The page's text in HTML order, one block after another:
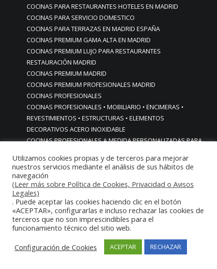
COCINAS PARA RESTAURANTES HOTELES EN MADRID
COCINAS PARA SERVICIO DOMESTICO
COCINAS PARA TERRAZAS EN MADRID ESPAÑA
COCINAS PREMIUM GAMA ALTA EN MADRID
COCINAS PREMIUM LUJO PARA RESTAURANTES
RESTAURACIÓN MADRID
COCINAS PREMIUM MADRID
COCINAS PREMIUM PROFESIONALES MADRID
COCINAS PROFESIONALES
COCINAS PROFESIONALES • MOBILIARIO • ENCIMERAS •
REVESTIMIENTOS • ESTRUCTURAS • ELEMENTOS
DECORATIVOS ACERO INOXIDABLE
COCINAS PROFESIONALES A MEDIDA PERSONALIZADAS PARA
COCINAS PROFESIONALES ACERO INOXIDABLE
COCINAS PROFESIONALES HORECA
COCINAS PROFESIONALES HOSTELERÍA MADRID
Cocinas profesionales industriales monoblock a medida
personalizadas
Cocinas profesionales industriales monoblock a medida
personalizadasCocinas profesionales industriales
monoblock a medida personalizadas
cocinas profesionales industriales para casas chalets
Utilizamos cookies propias y de terceros para mejorar
nuestros servicios mediante el análisis de sus hábitos de
navegación
(Leer más sobre Política de Cookies, Privacidad o Avisos
Legales)
. Puede aceptar las cookies haciendo clic en el botón
«ACEPTAR», configurarlas e incluso rechazar las cookies de
terceros que no son imprescindibles para el
funcionamiento técnico del sitio web.
Configuración de Cookies
ACEPTAR RECHAZAR